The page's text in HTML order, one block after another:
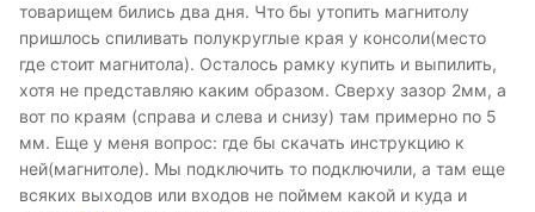
товарищем бились два дня. Что бы утопить магнитолу
пришлось спиливать полукруглые края у консоли(место
где стоит магнитола). Осталось рамку купить и выпилить,
хотя не представляю каким образом. Сверху зазор 2мм, а
вот по краям (справа и слева и снизу) там примерно по 5
мм. Еще у меня вопрос: где бы скачать инструкцию к
ней(магнитоле). Мы подключить то подключили, а там еще
всяких выходов или входов не поймем какой и куда и